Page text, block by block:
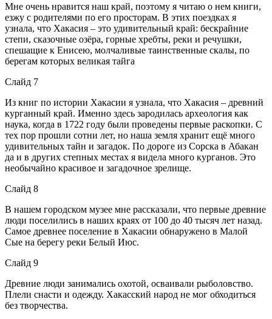
Мне очень нравится наш край, поэтому я читаю о нем книги,
езжу с родителями по его просторам. В этих поездках я
узнала, что Хакасия – это удивительный край: бескрайние
степи, сказочные озёра, горные хребты, реки и речушки,
спешащие к Енисею, молчаливые таинственные скалы, по
берегам которых великая тайга
Слайд 7
Из книг по истории Хакасии я узнала, что Хакасия – древний
курганный край. Именно здесь зародилась археология как
наука, когда в 1722 году были проведены первые раскопки. С
тех пор прошли сотни лет, но наша земля хранит ещё много
удивительных тайн и загадок. По дороге из Сорска в Абакан
да и в других степных местах я видела много курганов. Это
необычайно красивое и загадочное зрелище.
Слайд 8
В нашем городском музее мне рассказали, что первые древние
люди поселились в наших краях от 100 до 40 тысяч лет назад.
Самое древнее поселение в Хакасии обнаружено в Малой
Сые на берегу реки Белый Июс.
Слайд 9
Древние люди занимались охотой, осваивали рыболовство.
Плели снасти и одежду. Хакасский народ не мог обходиться
без творчества.